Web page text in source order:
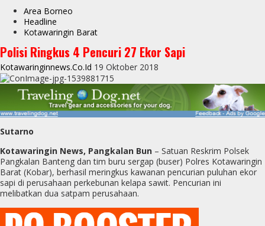
Area Borneo
Headline
Kotawaringin Barat
Polisi Ringkus 4 Pencuri 27 Ekor Sapi
Kotawaringinnews.co.id 19 Oktober 2018
Sutarno
Kotawaringin News, Pangkalan Bun – Satuan Reskrim Polsek
Pangkalan Banteng dan tim buru sergap (buser) Polres Kotawaringin
Barat (Kobar), berhasil meringkus kawanan pencurian puluhan ekor
sapi di perusahaan perkebunan kelapa sawit. Pencurian ini
melibatkan dua satpam perusahaan.